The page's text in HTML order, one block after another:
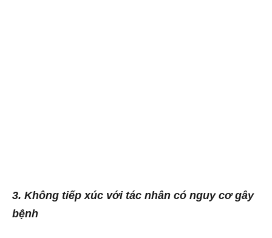
3. Không tiếp xúc với tác nhân có nguy cơ gây
bệnh